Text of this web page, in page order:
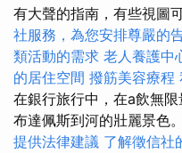
有大聲的​​指南，有些視圖
社服務，為您安排尊嚴的
類活動的需求 老人養護中
的居住空間 撥筋美容療程
在銀行旅行中，在a飲無
布達佩斯到河的壯麗景色。
提供法律建議 了解徵信社